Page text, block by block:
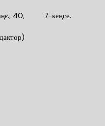
даңғ., 40, 7-кеңсе.